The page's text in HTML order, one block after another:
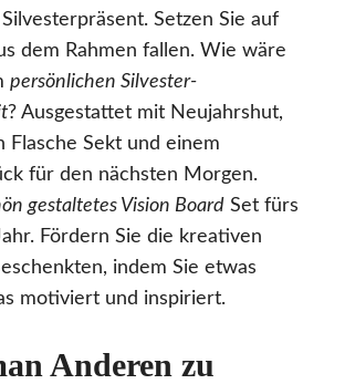
Setzen Sie auf
dem Rahmen fallen. Wie wäre
persönlichen Silvester-
? Ausgestattet mit Neujahrshut,
Flasche Sekt und einem
für den nächsten Morgen.
gestaltetes Vision Board Set fürs
Fördern Sie die kreativen
indem Sie etwas
motiviert und inspiriert.
Anderen zu